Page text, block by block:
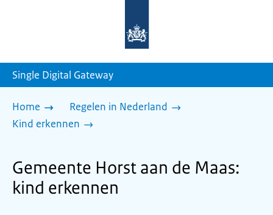
homepage
Single Digital Gateway
Home
Regelen in Nederland
Kind erkennen
Gemeente Horst aan de Maas:
kind erkennen